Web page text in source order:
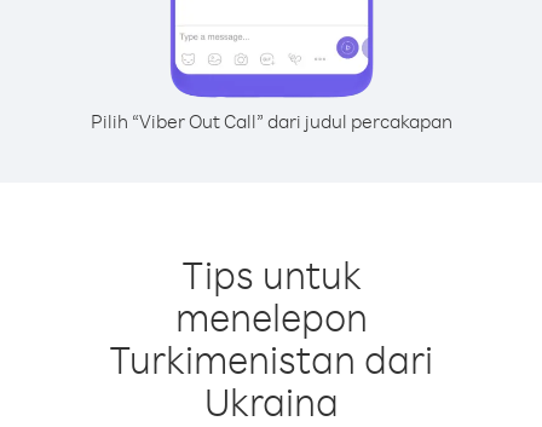
Pilih “Viber Out Call” dari judul percakapan
Tips untuk
menelepon
Turkimenistan dari
Ukraina